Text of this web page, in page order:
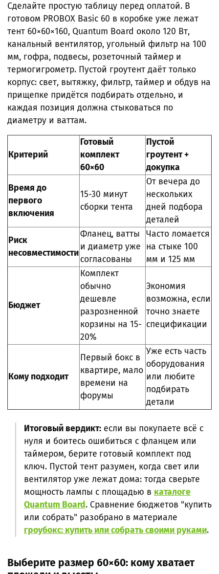
Сделайте простую таблицу перед оплатой. В
готовом PROBOX Basic 60 в коробке уже лежат
тент 60×60×160, Quantum Board около 120 Вт,
канальный вентилятор, угольный фильтр на 100
мм, гофра, подвесы, розеточный таймер и
термогигрометр. Пустой гроутент даёт только
корпус: свет, вытяжку, фильтр, таймер и обдув на
прищепке придётся подбирать отдельно, и
каждая позиция должна стыковаться по
диаметру и ваттам.
Критерий
Готовый
комплект
60×60
Пустой
гроутент +
докупка
Время до
первого
включения
15-30 минут
сборки тента
От вечера до
нескольких
дней подбора
деталей
Риск
несовместимости
Фланец, ватты
и диаметр уже
согласованы
Часто ломается
на стыке 100
мм и 125 мм
Бюджет
Комплект
обычно
дешевле
разрозненной
корзины на 15-
20%
Экономия
возможна, если
точно знаете
спецификации
Кому подходит
Первый бокс в
квартире, мало
времени на
форумы
Уже есть часть
оборудования
или любите
подбирать
детали
Итоговый вердикт: если вы покупаете всё с
нуля и боитесь ошибиться с фланцем или
таймером, берите готовый комплект под
ключ. Пустой тент разумен, когда свет или
вентилятор уже лежат дома: тогда сверьте
мощность лампы с площадью в каталоге
Quantum Board . Сравнение бюджетов "купить
или собрать" разобрано в материале
гроубокс: купить или собрать своими руками.
Выберите размер 60×60: кому хватает